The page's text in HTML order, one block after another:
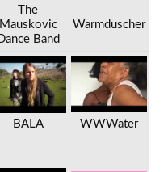
The
Mauskovic
Dance Band
Warmduscher
BALA WWWater